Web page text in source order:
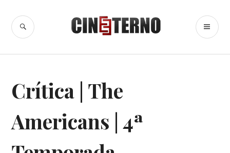
para
conteúdo
Cine Eterno
BUSCA
DE
TV
Crítica | The
Americans | 4ª